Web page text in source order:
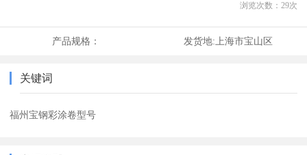
浏览次数： 29次
产品规格： 发货地: 上海市宝山区
关键词
福州宝钢彩涂卷型号